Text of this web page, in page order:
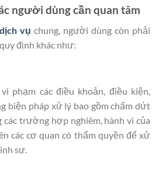
người dùng cần quan tâm
vụ chung, người dùng còn phải
định khác như:
phạm các điều khoản, điều kiện,
biện pháp xử lý bao gồm chấm dứt
các trường hợp nghiêm, hành vi của
các cơ quan có thẩm quyền để xử
sự.